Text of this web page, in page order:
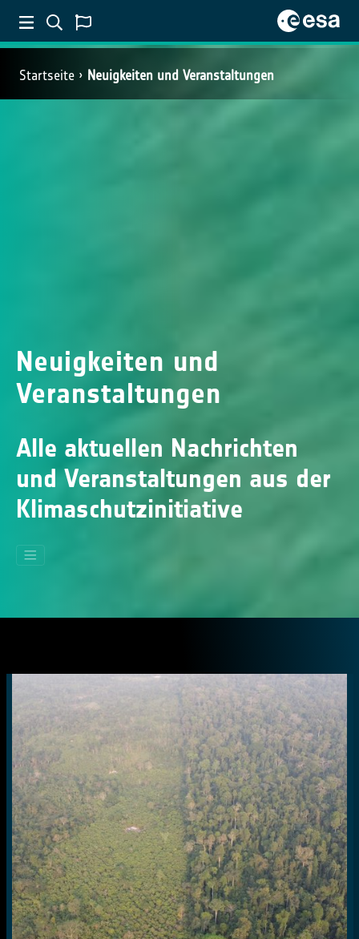
Startseite Neuigkeiten und Veranstaltungen
Neuigkeiten und
Veranstaltungen
Alle aktuellen Nachrichten
und Veranstaltungen aus der
Klimaschutzinitiative